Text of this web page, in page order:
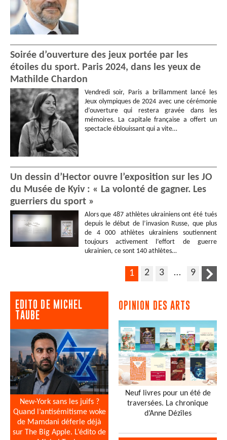
Soirée d’ouverture des jeux portée par les
étoiles du sport. Paris 2024, dans les yeux de
Mathilde Chardon
Vendredi soir, Paris a brillamment lancé les
Jeux olympiques de 2024 avec une cérémonie
d’ouverture qui restera gravée dans les
mémoires. La capitale française a offert un
spectacle éblouissant qui a vite…
Un dessin d’Hector ouvre l’exposition sur les JO
du Musée de Kyiv : « La volonté de gagner. Les
guerriers du sport »
Alors que 487 athlètes ukrainiens ont été tués
depuis le début de l’invasion Russe, que plus
de 4 000 athlètes ukrainiens soutiennent
toujours activement l’effort de guerre
ukrainien, ce sont 140 athlètes…
1 2 3 … 9
EDITO DE MICHEL
TAUBE
New-York sans les juifs ?
Quand l’antisémitisme woke
de Mamdani déferle déjà
sur The Big Apple. L’édito de
OPINION DES ARTS
Neuf livres pour un été de
traversées. La chronique
d’Anne Dézîles